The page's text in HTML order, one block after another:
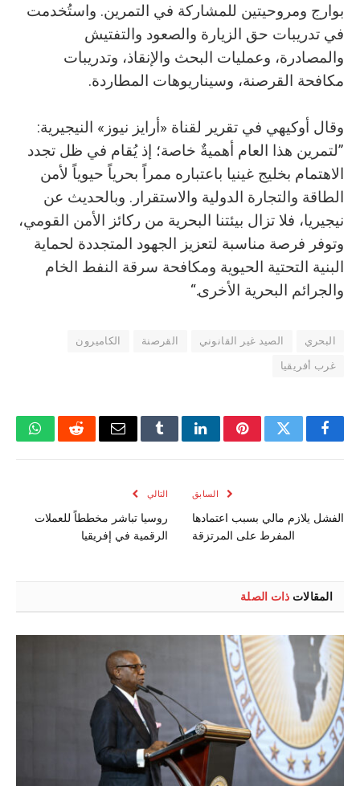
بوارج ومروحيتين للمشاركة في التمرين. واستُخدمت
في تدريبات حق الزيارة والصعود والتفتيش
والمصادرة، وعمليات البحث والإنقاذ، وتدريبات
مكافحة القرصنة، وسيناريوهات المطاردة.
وقال أوكيهي في تقرير لقناة «أرايز نيوز» النيجيرية:
”لتمرين هذا العام أهميةٌ خاصة؛ إذ يُقام في ظل تجدد
الاهتمام بخليج غينيا باعتباره ممراً بحرياً حيوياً لأمن
الطاقة والتجارة الدولية والاستقرار. وبالحديث عن
نيجيريا، فلا تزال بيئتنا البحرية من ركائز الأمن القومي،
وتوفر فرصة مناسبة لتعزيز الجهود المتجددة لحماية
البنية التحتية الحيوية ومكافحة سرقة النفط الخام
والجرائم البحرية الأخرى.“
البحري الصيد غير القانوني القرصنة الكاميرون
غرب أفريقيا
فيسبوكتويتر بينتيريستلينكدإنTumblrالبريد
رديت
السابق
الفشل يلازم مالي بسبب اعتمادها
المفرط على المرتزقة
التالي
روسيا تباشر مخططاً للعملات
الرقمية في إفريقيا
المقالات ذات الصلة